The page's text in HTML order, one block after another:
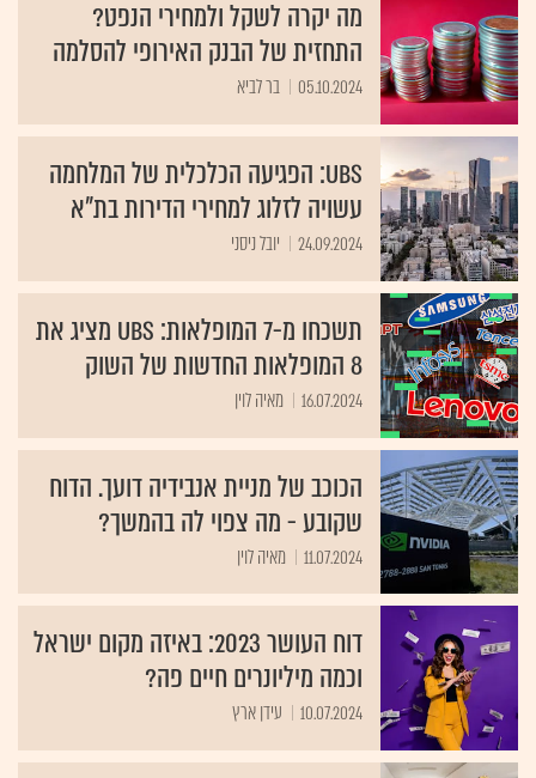
מה יקרה לשקל ולמחירי הנפט?
התחזית של הבנק האירופי להסלמה
05.10.2024 בר לביא
UBS: הפגיעה הכלכלית של המלחמה
עשויה לזלוג למחירי הדירות בת"א
24.09.2024 יובל ניסני
תשכחו מ-7 המופלאות: UBS מציג את
8 המופלאות החדשות של השוק
16.07.2024 מאיה לוין
הכוכב של מניית אנבידיה דועך. הדוח
שקובע - מה צפוי לה בהמשך?
11.07.2024 מאיה לוין
דוח העושר 2023: באיזה מקום ישראל
וכמה מיליונרים חיים פה?
10.07.2024 עידן ארץ